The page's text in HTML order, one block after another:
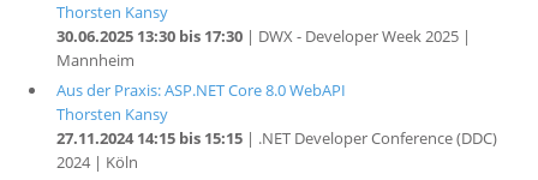
Thorsten Kansy
30.06.2025 13:30 bis 17:30| DWX - Developer Week 2025 |
Mannheim
Aus der Praxis: ASP.NET Core 8.0 WebAPI
Thorsten Kansy
27.11.2024 14:15 bis 15:15| .NET Developer Conference (DDC)
2024 | Köln